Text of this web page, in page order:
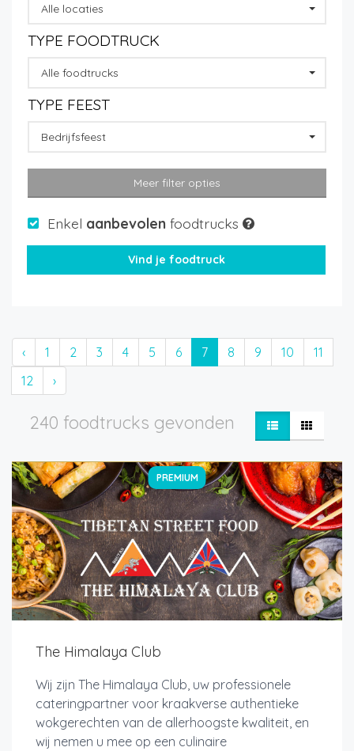
Alle locaties
TYPE FOODTRUCK
Alle foodtrucks
TYPE FEEST
Bedrijfsfeest
Meer filter opties
Enkel aanbevolen foodtrucks
‹ 1 2 3 4 5 6 7 8 9 10
11
12
›
240 foodtrucks gevonden
PREMIUM
The Himalaya Club
Wij zijn The Himalaya Club, uw professionele
cateringpartner voor kraakverse authentieke
wokgerechten van de allerhoogste kwaliteit, en
wij nemen u mee op een culinaire